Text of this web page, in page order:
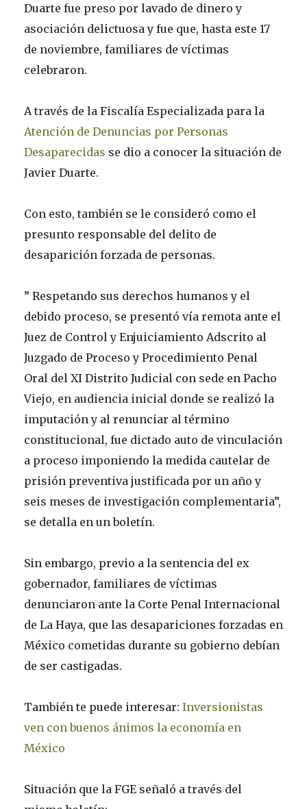
Duarte fue preso por lavado de dinero y
asociación delictuosa y fue que, hasta este 17
de noviembre, familiares de víctimas
celebraron.
A través de la Fiscalía Especializada para la
Atención de Denuncias por Personas
Desaparecidas se dio a conocer la situación de
Javier Duarte.
Con esto, también se le consideró como el
presunto responsable del delito de
desaparición forzada de personas.
” Respetando sus derechos humanos y el
debido proceso, se presentó vía remota ante el
Juez de Control y Enjuiciamiento Adscrito al
Juzgado de Proceso y Procedimiento Penal
Oral del XI Distrito Judicial con sede en Pacho
Viejo, en audiencia inicial donde se realizó la
imputación y al renunciar al término
constitucional, fue dictado auto de vinculación
a proceso imponiendo la medida cautelar de
prisión preventiva justificada por un año y
seis meses de investigación complementaria”,
se detalla en un boletín.
Sin embargo, previo a la sentencia del ex
gobernador, familiares de víctimas
denunciaron ante la Corte Penal Internacional
de La Haya, que las desapariciones forzadas en
México cometidas durante su gobierno debían
de ser castigadas.
También te puede interesar: Inversionistas
ven con buenos ánimos la economía en
México
Situación que la FGE señaló a través del